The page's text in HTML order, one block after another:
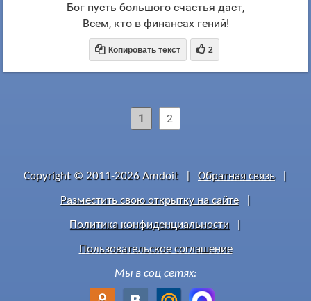
Бог пусть большого счастья даст,
Всем, кто в финансах гений!
 Копировать текст  2
1 2
Copyright © 2011-2026 Amdoit Обратная связь
Разместить свою открытку на сайте
Политика конфиденциальности
Пользовательское соглашение
Мы в соц сетях: